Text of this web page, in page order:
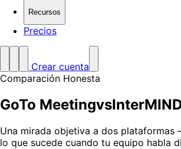
Recursos
Precios
Crear cuenta
Comparación Honesta
GoTo Meetingvs
Una mirada objetiva a dos plataformas
lo que sucede cuando tu equipo habla